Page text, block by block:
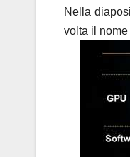
Nella
volta il